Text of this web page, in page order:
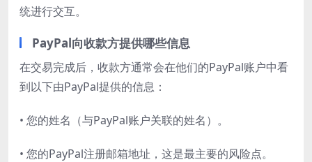
统进行交互。
PayPal向收款方提供哪些信息
在交易完成后，收款方通常会在他们的PayPal账户中看
到以下由PayPal提供的信息：
• 您的姓名（与PayPal账户关联的姓名）。
• 您的PayPal注册邮箱地址，这是最主要的风险点。